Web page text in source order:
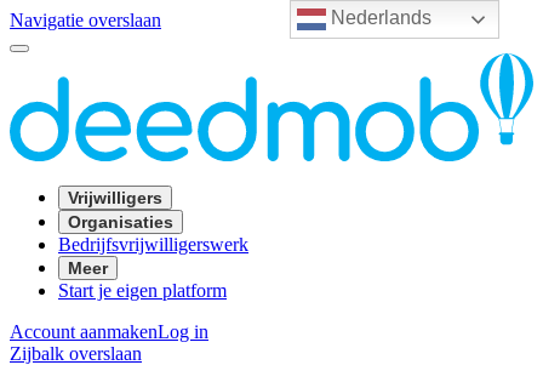
Nederlands
Navigatie overslaan
Vrijwilligers
Organisaties
Bedrijfsvrijwilligerswerk
Meer
Start je eigen platform
Account aanmakenLog in
Zijbalk overslaan